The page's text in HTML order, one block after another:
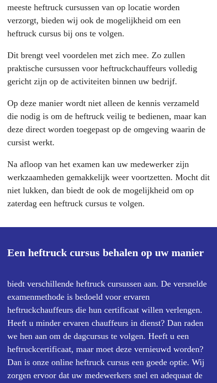
meeste heftruck cursussen van op locatie worden
verzorgt, bieden wij ook de mogelijkheid om een
heftruck cursus bij ons te volgen.
Dit brengt veel voordelen met zich mee. Zo zullen
praktische cursussen voor heftruckchauffeurs volledig
gericht zijn op de activiteiten binnen uw bedrijf.
Op deze manier wordt niet alleen de kennis verzameld
die nodig is om de heftruck veilig te bedienen, maar kan
deze direct worden toegepast op de omgeving waarin de
cursist werkt.
Na afloop van het examen kan uw medewerker zijn
werkzaamheden gemakkelijk weer voortzetten. Mocht dit
niet lukken, dan biedt de ook de mogelijkheid om op
zaterdag een heftruck cursus te volgen.
Een heftruck cursus behalen op uw manier
biedt verschillende heftruck cursussen aan. De versnelde
examenmethode is bedoeld voor ervaren
heftruckchauffeurs die hun certificaat willen verlengen.
Heeft u minder ervaren chauffeurs in dienst? Dan raden
we hen aan om de dagcursus te volgen. Heeft u een
heftruckcertificaat, maar moet deze vernieuwd worden?
Dan is onze online heftruck cursus een goede optie. Wij
zorgen ervoor dat uw medewerkers snel en adequaat de